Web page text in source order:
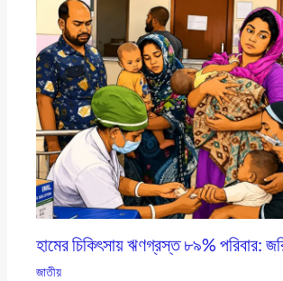
হামের চিকিৎসায় ঋণগ্রস্ত ৮৯% পরিবার:
জাতীয়